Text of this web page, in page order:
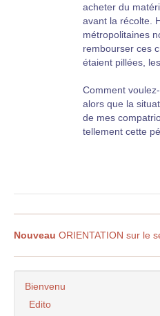
acheter du
avant la récolte.
métropolitaines
rembourser ces
étaient pillées,
Comment
alors que la
de mes
tellement cette
jamais eu lieu.
Alors, nos avoirs
Juste un signe :
Nouveau ORIENTATION sur le
Bienvenu
Edito